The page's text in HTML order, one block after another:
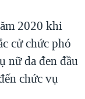
2020 khi
cử chức phó
nữ da đen đầu
chức vụ